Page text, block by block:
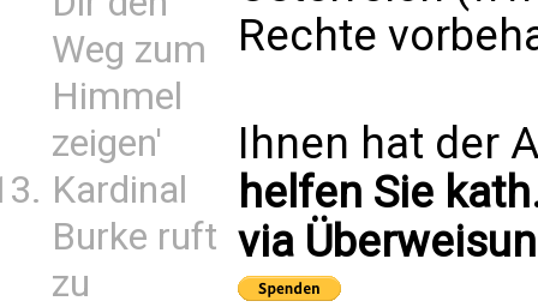
Weg zum
Himmel
zeigen'
Kardinal
Burke ruft
zu
Rechte
Ihnen hat der
helfen Sie
via